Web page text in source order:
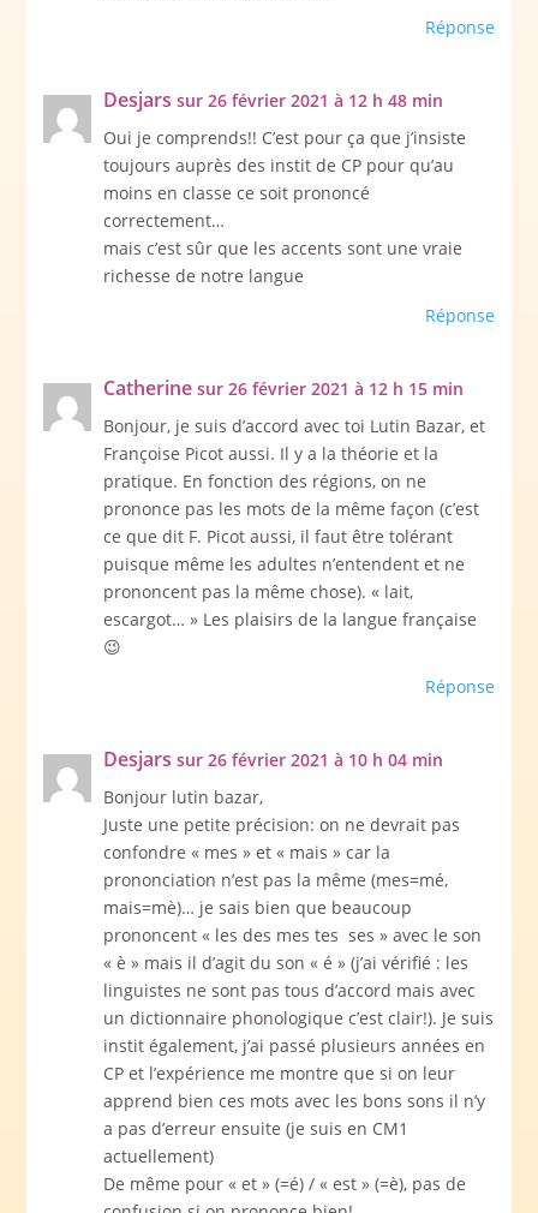
Réponse
Desjars sur 26 février 2021 à 12 h 48 min
Oui je comprends!! C’est pour ça que j’insiste
toujours auprès des instit de CP pour qu’au
moins en classe ce soit prononcé
correctement…
mais c’est sûr que les accents sont une vraie
richesse de notre langue
Réponse
Catherine sur 26 février 2021 à 12 h 15 min
Bonjour, je suis d’accord avec toi Lutin Bazar, et
Françoise Picot aussi. Il y a la théorie et la
pratique. En fonction des régions, on ne
prononce pas les mots de la même façon (c’est
ce que dit F. Picot aussi, il faut être tolérant
puisque même les adultes n’entendent et ne
prononcent pas la même chose). « lait,
escargot… » Les plaisirs de la langue française
😉
Réponse
Desjars sur 26 février 2021 à 10 h 04 min
Bonjour lutin bazar,
Juste une petite précision: on ne devrait pas
confondre « mes » et « mais » car la
prononciation n’est pas la même (mes=mé,
mais=mè)… je sais bien que beaucoup
prononcent « les des mes tes ses » avec le son
« è » mais il d’agit du son « é » (j’ai vérifié : les
linguistes ne sont pas tous d’accord mais avec
un dictionnaire phonologique c’est clair!). Je suis
instit également, j’ai passé plusieurs années en
CP et l’expérience me montre que si on leur
apprend bien ces mots avec les bons sons il n’y
a pas d’erreur ensuite (je suis en CM1
actuellement)
De même pour « et » (=é) / « est » (=è), pas de